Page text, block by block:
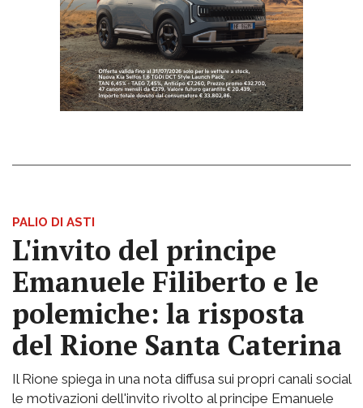
PALIO DI ASTI
L'invito del principe
Emanuele Filiberto e le
polemiche: la risposta
del Rione Santa Caterina
Il Rione spiega in una nota diffusa sui propri canali social
le motivazioni dell'invito rivolto al principe Emanuele